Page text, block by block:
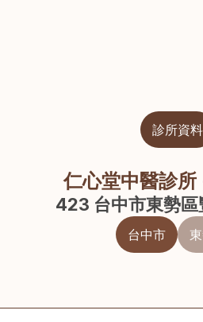
診所資料
仁心堂中醫診
423 台中市東勢
台中市